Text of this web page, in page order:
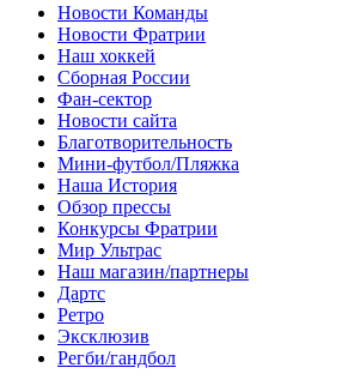
Новости Команды
Новости Фратрии
Наш хоккей
Сборная России
Фан-cектор
Новости сайта
Благотворительность
Мини-футбол/Пляжка
Наша История
Обзор прессы
Конкурсы Фратрии
Мир Ультрас
Наш магазин/партнеры
Дартс
Ретро
Эксклюзив
Регби/гандбол